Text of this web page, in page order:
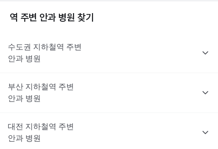
역 주변 안과 병원 찾기
수도권 지하철역 주변
안과 병원
부산 지하철역 주변
안과 병원
대전 지하철역 주변
안과 병원